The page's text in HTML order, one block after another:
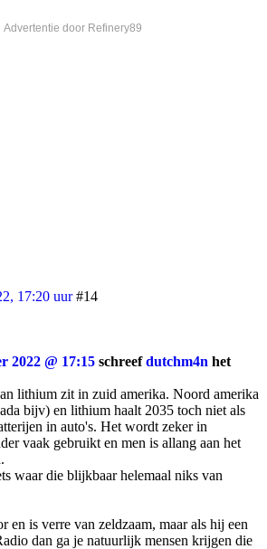
Advertentie door Refinery89
17:20 uur #14
2022 @ 17:15 schreefdutchm4n het
lithium zit in zuid amerika. Noord amerika
bijv) en lithium haalt 2035 toch niet als
in auto's. Het wordt zeker in
vaak gebruikt en men is allang aan het
waar die blijkbaar helemaal niks van
is verre van zeldzaam, maar als hij een
dan ga je natuurlijk mensen krijgen die